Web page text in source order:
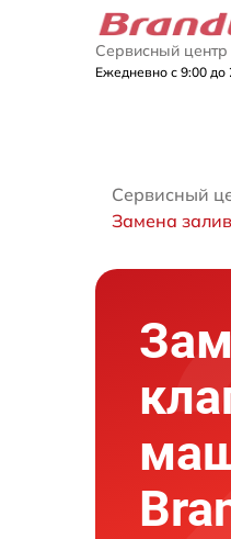
Сервисный
Ежедневно с 9:00 до
Сервисный
Замена